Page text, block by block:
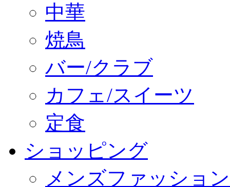
中華
焼鳥
バー/クラブ
カフェ/スイーツ
定食
ショッピング
メンズファッション